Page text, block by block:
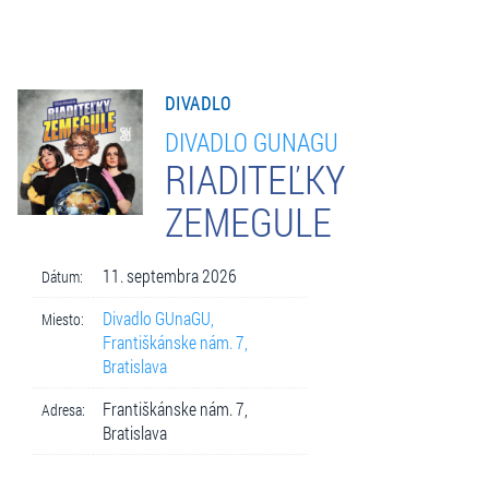
DIVADLO
DIVADLO GUNAGU
RIADITEĽKY
ZEMEGULE
Dátum: 11. septembra 2026
Miesto:
Divadlo GUnaGU,
Františkánske nám. 7,
Bratislava
Adresa:
Františkánske nám. 7,
Bratislava